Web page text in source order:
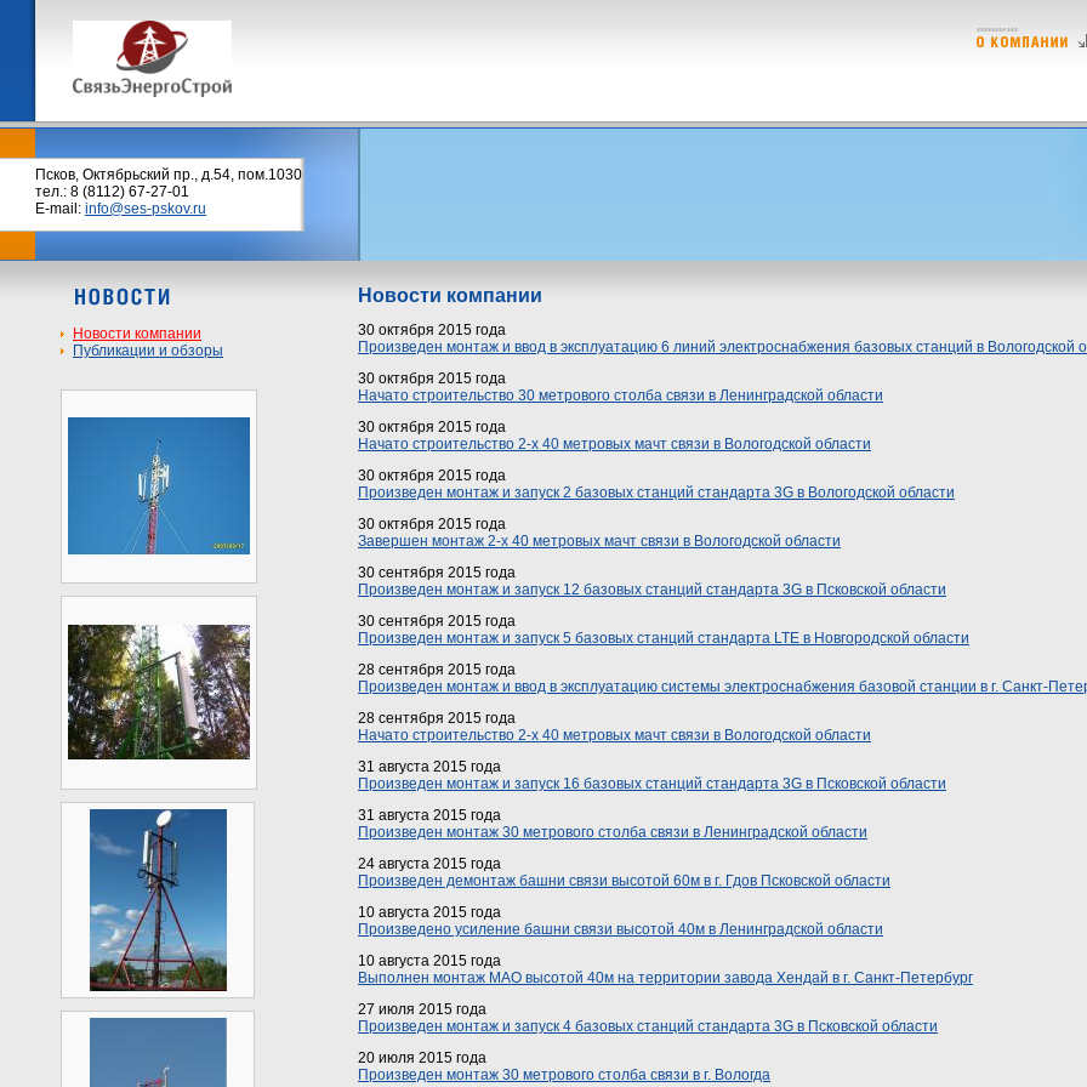
Псков, Октябрьский пр., д.54, пом.1030
тел.: 8 (8112) 67-27-01
E-mail: info@ses-pskov.ru
Новости компании
Публикации и обзоры
Новости компании
30 октября 2015 года
Произведен монтаж и ввод в эксплуатацию 6 линий электроснабжения базовых станций в Вологодской
30 октября 2015 года
Начато строительство 30 метрового столба связи в Ленинградской области
30 октября 2015 года
Начато строительство 2-х 40 метровых мачт связи в Вологодской области
30 октября 2015 года
Произведен монтаж и запуск 2 базовых станций стандарта 3G в Вологодской области
30 октября 2015 года
Завершен монтаж 2-х 40 метровых мачт связи в Вологодской области
30 сентября 2015 года
Произведен монтаж и запуск 12 базовых станций стандарта 3G в Псковской области
30 сентября 2015 года
Произведен монтаж и запуск 5 базовых станций стандарта LTE в Новгородской области
28 сентября 2015 года
Произведен монтаж и ввод в эксплуатацию системы электроснабжения базовой станции в г. Санкт-
28 сентября 2015 года
Начато строительство 2-х 40 метровых мачт связи в Вологодской области
31 августа 2015 года
Произведен монтаж и запуск 16 базовых станций стандарта 3G в Псковской области
31 августа 2015 года
Произведен монтаж 30 метрового столба связи в Ленинградской области
24 августа 2015 года
Произведен демонтаж башни связи высотой 60м в г. Гдов Псковской области
10 августа 2015 года
Произведено усиление башни связи высотой 40м в Ленинградской области
10 августа 2015 года
Выполнен монтаж МАО высотой 40м на территории завода Хендай в г. Санкт-Петербург
27 июля 2015 года
Произведен монтаж и запуск 4 базовых станций стандарта 3G в Псковской области
20 июля 2015 года
Произведен монтаж 30 метрового столба связи в г. Вологда